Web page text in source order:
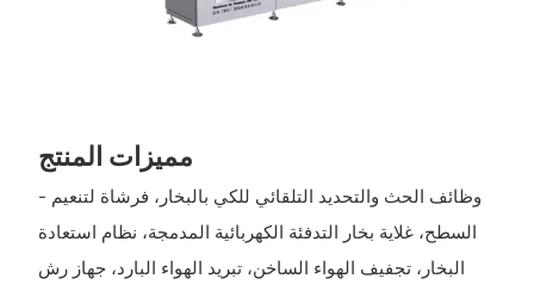
مميزات المنتج
- وظائف الحث والتحديد التلقائي للكي بالبخار، فرشاة لتنعيم
السطح، غلاية بخار التدفئة الكهربائية المدمجة، نظام استعادة
البخار، تجفيف الهواء الساخن، تبريد الهواء البارد، جهاز رش